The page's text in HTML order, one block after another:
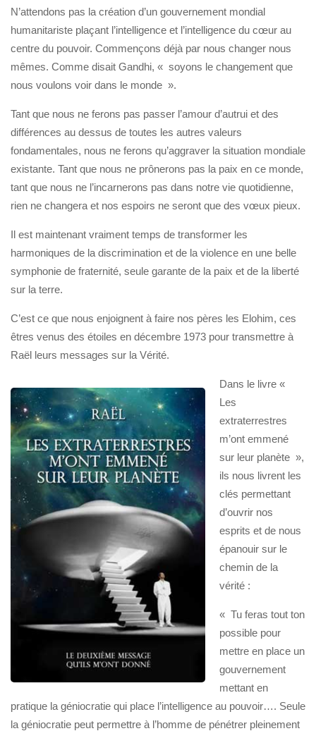
N’attendons pas la création d’un gouvernement mondial
humanitariste plaçant l’intelligence et l’intelligence du cœur au
centre du pouvoir. Commençons déjà par nous changer nous
mêmes. Comme disait Gandhi, « soyons le changement que
nous voulons voir dans le monde ».
Tant que nous ne ferons pas passer l’amour d’autrui et des
différences au dessus de toutes les autres valeurs
fondamentales, nous ne ferons qu’aggraver la situation mondiale
existante. Tant que nous ne prônerons pas la paix en ce monde,
tant que nous ne l’incarnerons pas dans notre vie quotidienne,
rien ne changera et nos espoirs ne seront que des vœux pieux.
Il est maintenant vraiment temps de transformer les
harmoniques de la discrimination et de la violence en une belle
symphonie de fraternité, seule garante de la paix et de la liberté
sur la terre.
C’est ce que nous enjoignent à faire nos pères les Elohim, ces
êtres venus des étoiles en décembre 1973 pour transmettre à
Raël leurs messages sur la Vérité.
Dans le livre «
Les
extraterrestres
m’ont emmené
sur leur planète »,
ils nous livrent les
clés permettant
d’ouvrir nos
esprits et de nous
épanouir sur le
chemin de la
vérité :
« Tu feras tout ton
possible pour
mettre en place un
gouvernement
mettant en
pratique la géniocratie qui place l’intelligence au pouvoir…. Seule
la géniocratie peut permettre à l’homme de pénétrer pleinement